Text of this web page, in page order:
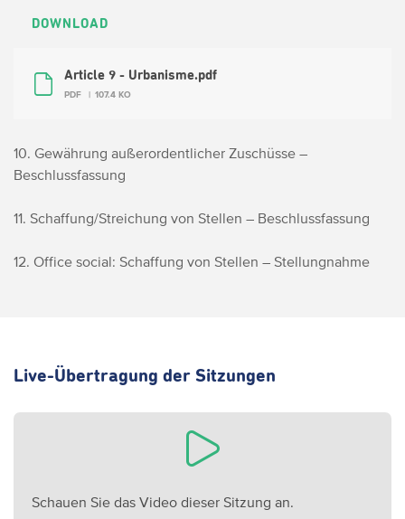
DOWNLOAD
Article 9 - Urbanisme.pdf
PDF 107.4 KO
10. Gewährung außerordentlicher Zuschüsse –
Beschlussfassung
11. Schaffung/Streichung von Stellen – Beschlussfassung
12. Office social: Schaffung von Stellen – Stellungnahme
Live-Übertragung der Sitzungen
Schauen Sie das Video dieser Sitzung an.